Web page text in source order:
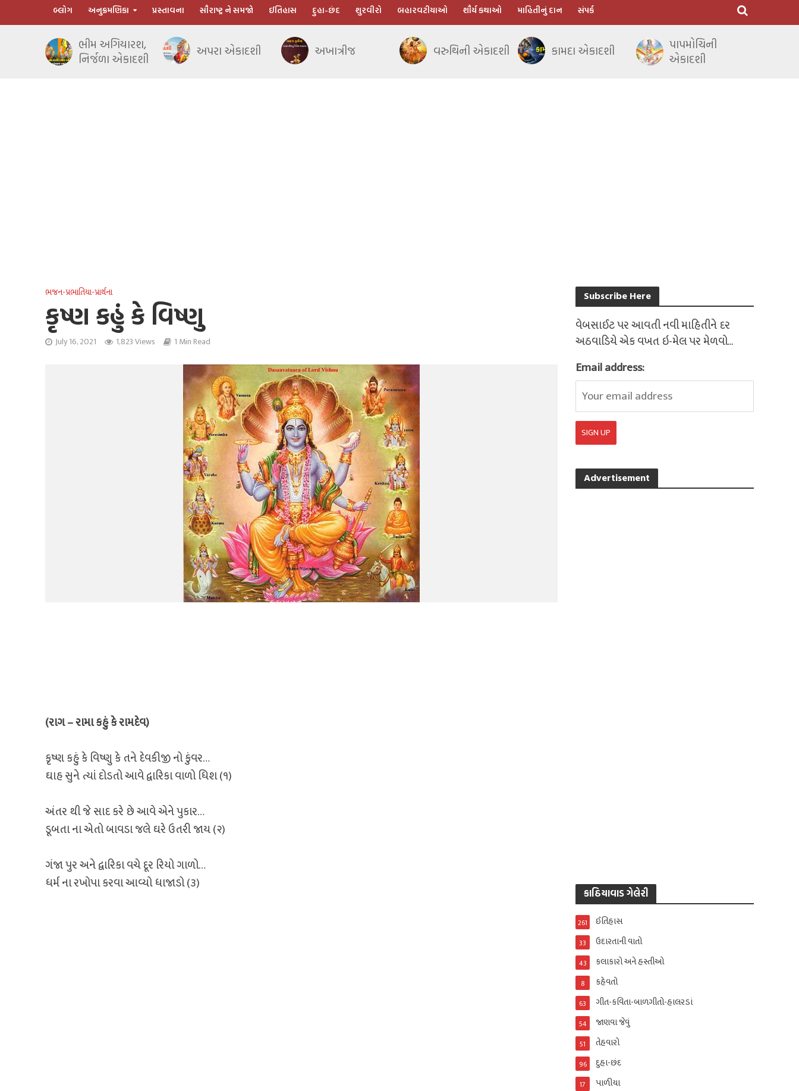
બ્લોગ અનુક્રમણિકા પ્રસ્તાવના સૌરાષ્ટ્ર ને સમજો ઈતિહાસ દુહા-છંદ શુરવીરો બહારવટીયાઓ શૌર્ય કથાઓ માહિતીનું દાન સંપર્ક
ભીમ અગિયારશ,
નિર્જળા એકાદશી
અપરા એકાદશી અખાત્રીજ વરુથિની એકાદશી કામદા એકાદશી
પાપમોચિની
એકાદશી
ભજન-પ્રભાતિયા-પ્રાર્થના
કૃષ્ણ કહું કે વિષ્ણુ
July 16, 2021 1,823 Views 1 Min Read
(રાગ – રામા કહું કે રામદેવ)
કૃષ્ણ કહું કે વિષ્ણુ કે તને દેવકીજી નો કુંવર…
ઘાહ સુને ત્યાં દોડતો આવે દ્વારિકા વાળો ધિશ (૧)
અંતર થી જે સાદ કરે છે આવે એને પુકાર…
ડૂબતા ના એતો બાવડા જલે ઘરે ઉતરી જાય (૨)
ગંજા પુર અને દ્વારિકા વચે દૂર રિયો ગાળો…
ધર્મ ના રખોપા કરવા આવ્યો ધાજાડો (૩)
Subscribe Here
વેબસાઈટ પર આવતી નવી માહિતીને દર
અઠવાડિયે એક વખત ઇ-મેલ પર મેળવો...
Email address:
Advertisement
કાઠિયાવાડ ગેલેરી
ઈતિહાસ
261
ઉદારતાની વાતો
33
કલાકારો અને હસ્તીઓ
43
કહેવતો
8
ગીત-કવિતા-બાળગીતો-હાલરડાં
63
જાણવા જેવું
54
તેહવારો
51
દુહા-છંદ
96
પાળીયા
17